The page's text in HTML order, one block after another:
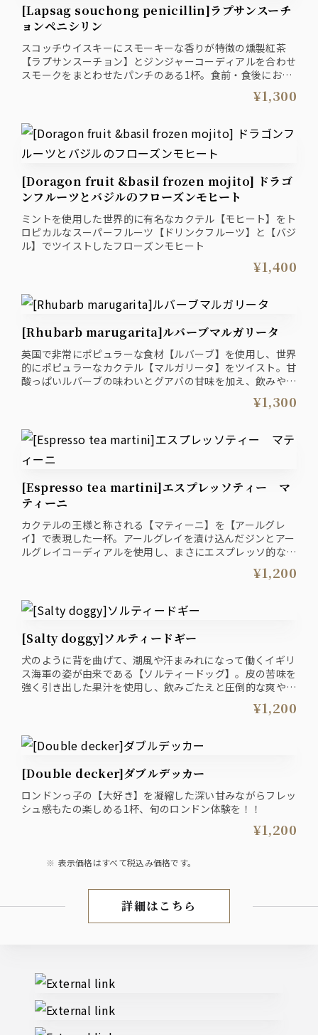
[Lapsag souchong penicillin]ラプサンスーチ
ョンペニシリン
スコッチウイスキーにスモーキーな香りが特徴の燻製紅茶
【ラプサンスーチョン】とジンジャーコーディアルを合わせ
スモークをまとわせたパンチのある1杯。食前・食後におす
¥1,300
[Doragon fruit &basil frozen mojito] ドラゴ
ンフルーツとバジルのフローズンモヒート
ミントを使用した世界的に有名なカクテル【モヒート】をト
ロピカルなスーパーフルーツ【ドリンクフルーツ】と【バジ
ル】でツイストしたフローズンモヒート
¥1,400
[Rhubarb marugarita]ルバーブマルガリータ
英国で非常にポピュラーな食材【ルバーブ】を使用し、世界
的にポピュラーなカクテル【マルガリータ】をツイスト。甘
酸っぱいルバーブの味わいとグアバの甘味を加え、飲みやす
¥1,300
[Espresso tea martini]エスプレッソティー マ
ティーニ
カクテルの王様と称される【マティーニ】を【アールグレ
イ】で表現した一杯。アールグレイを漬け込んだジンとアー
ルグレイコーディアルを使用し、まさにエスプレッソ的な濃
¥1,200
[Salty doggy]ソルティードギー
犬のように背を曲げて、潮風や汗まみれになって働くイギリ
ス海軍の姿が由来である【ソルティードッグ】。皮の苦味を
強く引き出した果汁を使用し、飲みごたえと圧倒的な爽やか
¥1,200
[Double decker]ダブルデッカー
ロンドンっ子の【大好き】を凝縮した深い甘みながらフレッ
シュ感もたの楽しめる1杯、旬のロンドン体験を！！
¥1,200
表示価格はすべて税込み価格です。
Drink
詳細はこちら
External links